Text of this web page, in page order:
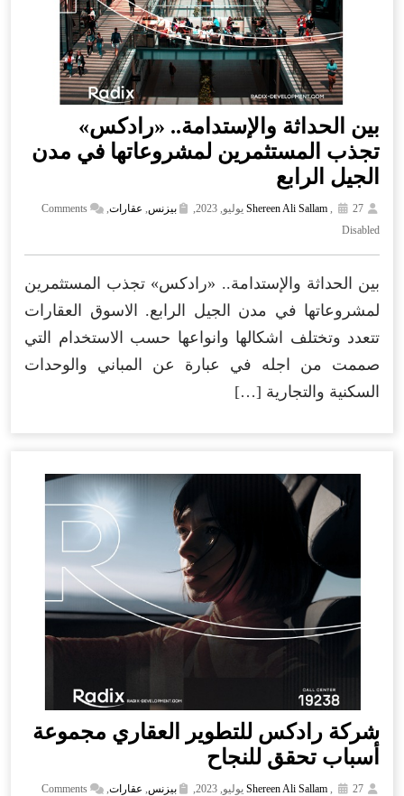
بين الحداثة والإستدامة.. «رادكس»
تجذب المستثمرين لمشروعاتها في مدن
الجيل الرابع
Shereen Ali Sallam 27 يوليو, 2023, بيزنس عقارات
Comments
Disabled
بين الحداثة والإستدامة.. «رادكس» تجذب المستثمرين
لمشروعاتها في مدن الجيل الرابع. الاسوق العقارات
تتعدد وتختلف اشكالها وانواعها حسب الاستخدام التي
صممت من اجله في عبارة عن المباني والوحدات
السكنية والتجارية […]
شركة رادكس للتطوير العقاري مجموعة
أسباب تحقق للنجاح
Shereen Ali Sallam , 27 يوليو, 2023, بيزنس, عقارات,
Comments